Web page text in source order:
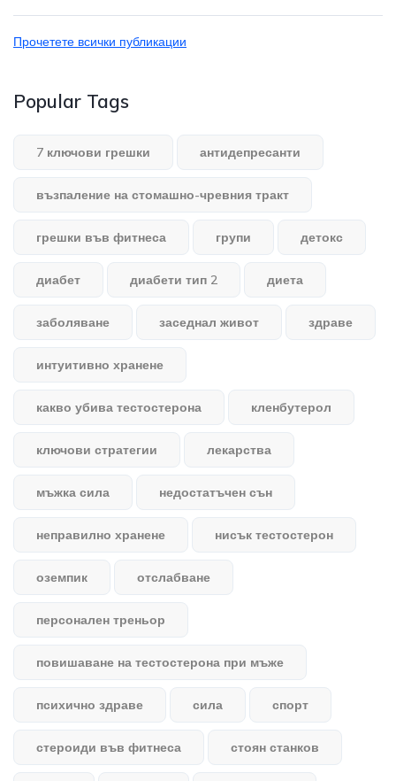
Прочетете всички публикации
Popular Tags
7 ключови грешки антидепресанти
възпаление на стомашно-чревния тракт
грешки във фитнеса групи детокс
диабет диабети тип 2 диета
заболяване заседнал живот здраве
интуитивно хранене
какво убива тестостерона кленбутерол
ключови стратегии лекарства
мъжка сила недостатъчен сън
неправилно хранене нисък тестостерон
оземпик отслабване
персонален треньор
повишаване на тестостерона при мъже
психично здраве сила спорт
стероиди във фитнеса стоян станков